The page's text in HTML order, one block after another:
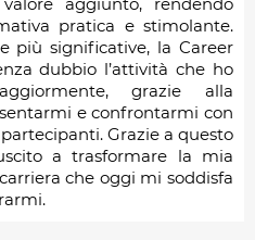
pratica e stimolante.
più significative, la Career
dubbio l’attività che ho
grazie alla
e confrontarmi con
Grazie a questo
a trasformare la mia
che oggi mi soddisfa